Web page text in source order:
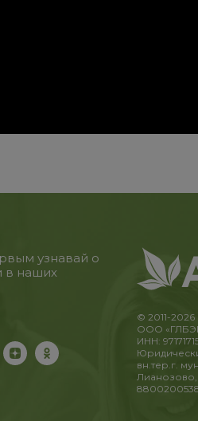
узнавай о
в наших
© 2011-2026
ООО
ИНН:
вн.тер.г.
Лианозово,